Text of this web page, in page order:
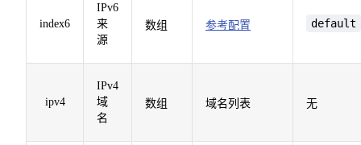
index6
IPv6
来
源
数组 参考配置 default
ipv4
IPv4
域
名
数组 域名列表 无